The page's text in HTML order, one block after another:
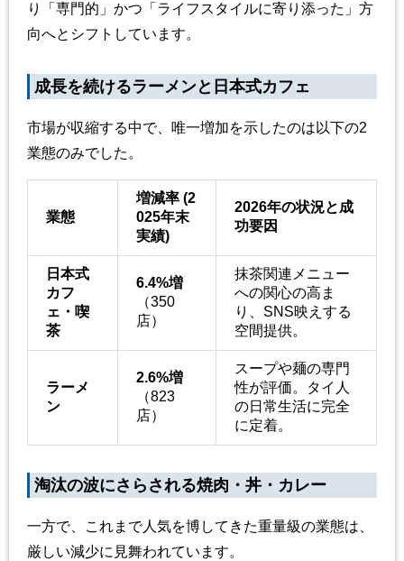
り「専門的」かつ「ライフスタイルに寄り添った」方
向へとシフトしています。
成長を続けるラーメンと日本式カフェ
市場が収縮する中で、唯一増加を示したのは以下の2
業態のみでした。
業態
増減率 (2
025年末
実績)
2026年の状況と成
功要因
日本式
カフ
ェ・喫
茶
6.4%増
（350
店）
抹茶関連メニュー
への関心の高ま
り、SNS映えする
空間提供。
ラーメ
ン
2.6%増
（823
店）
スープや麺の専門
性が評価。タイ人
の日常生活に完全
に定着。
淘汰の波にさらされる焼肉・丼・カレー
一方で、これまで人気を博してきた重量級の業態は、
厳しい減少に見舞われています。